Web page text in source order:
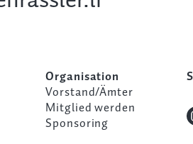
Organisation
Vorstand/Ämter
Mitglied werden
Sponsoring